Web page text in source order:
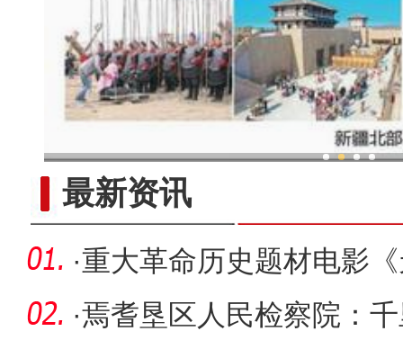
最新资讯
·重大革命历史题材电影
在新疆开
·焉耆垦区人民检察院：